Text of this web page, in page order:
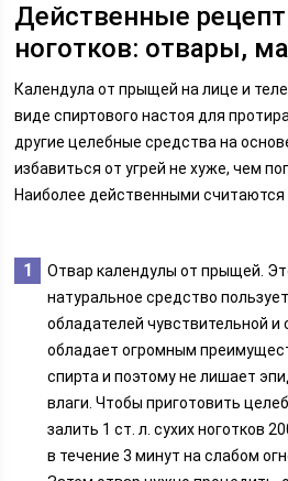
Действенные
ноготков: отвары,
Календула от прыщей на лице и
виде спиртового настоя для
другие целебные средства на
избавиться от угрей не хуже, чем
Наиболее действенными
Отвар календулы от прыщей.
натуральное средство
обладателей чувствительной и
обладает огромным
спирта и поэтому не лишает
влаги. Чтобы приготовить
залить 1 ст. л. сухих ноготков
в течение 3 минут на слабом